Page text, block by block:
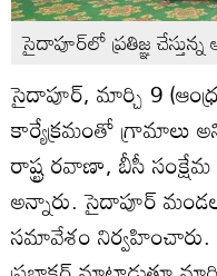
సైదాపూర్‌లో ప్రతిజ్ఞ
సైదాపూర్‌, మార్చి 9
కార్యేక్రమంతో గ్రామాలు
రాష్ట్ర రవాణా, బీసీ
అన్నారు. సైదాపూర్‌
సమావేశం నిర్వహించారు.